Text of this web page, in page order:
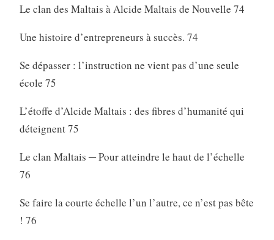
Le clan des Maltais à Alcide Maltais de Nouvelle 74
Une histoire d’entrepreneurs à succès. 74
Se dépasser : l’instruction ne vient pas d’une seule
école 75
L’étoffe d’Alcide Maltais : des fibres d’humanité qui
déteignent 75
Le clan Maltais ─ Pour atteindre le haut de l’échelle
76
Se faire la courte échelle l’un l’autre, ce n’est pas bête
! 76